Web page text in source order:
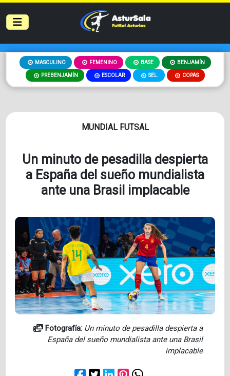
MASCULINO FEMENINO BASE BENJAMÍN
PREBENJAMÍN ESCOLAR SEL. COPAS
MUNDIAL FUTSAL
Un minuto de pesadilla despierta
a España del sueño mundialista
ante una Brasil implacable
Fotografía: Un minuto de pesadilla despierta a
España del sueño mundialista ante una Brasil
implacable